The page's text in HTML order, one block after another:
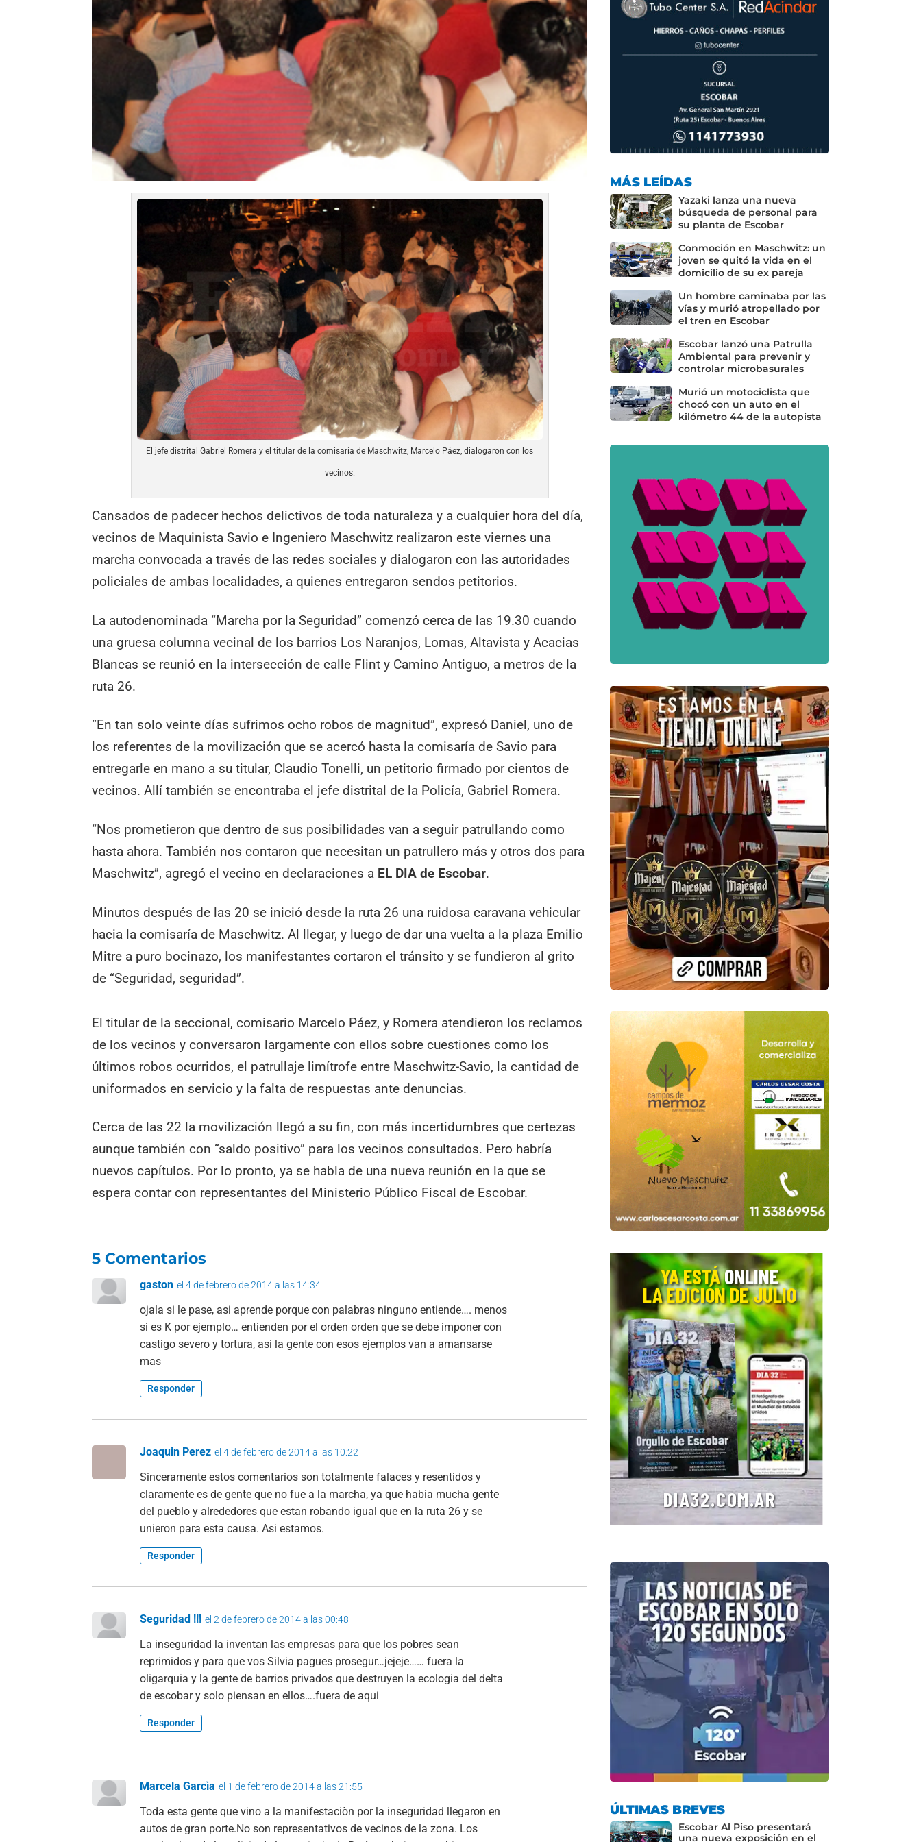
El jefe distrital Gabriel Romera y el titular de la comisaría de Maschwitz, Marcelo Páez, dialogaron con los
vecinos.
Cansados de padecer hechos delictivos de toda naturaleza y a cualquier hora del día,
vecinos de Maquinista Savio e Ingeniero Maschwitz realizaron este viernes una
marcha convocada a través de las redes sociales y dialogaron con las autoridades
policiales de ambas localidades, a quienes entregaron sendos petitorios.
La autodenominada “Marcha por la Seguridad” comenzó cerca de las 19.30 cuando
una gruesa columna vecinal de los barrios Los Naranjos, Lomas, Altavista y Acacias
Blancas se reunió en la intersección de calle Flint y Camino Antiguo, a metros de la
ruta 26.
“En tan solo veinte días sufrimos ocho robos de magnitud”, expresó Daniel, uno de
los referentes de la movilización que se acercó hasta la comisaría de Savio para
entregarle en mano a su titular, Claudio Tonelli, un petitorio firmado por cientos de
vecinos. Allí también se encontraba el jefe distrital de la Policía, Gabriel Romera.
“Nos prometieron que dentro de sus posibilidades van a seguir patrullando como
hasta ahora. También nos contaron que necesitan un patrullero más y otros dos para
Maschwitz”, agregó el vecino en declaraciones a EL DIA de Escobar.
Minutos después de las 20 se inició desde la ruta 26 una ruidosa caravana vehicular
hacia la comisaría de Maschwitz. Al llegar, y luego de dar una vuelta a la plaza Emilio
Mitre a puro bocinazo, los manifestantes cortaron el tránsito y se fundieron al grito
de “Seguridad, seguridad”.
El titular de la seccional, comisario Marcelo Páez, y Romera atendieron los reclamos
de los vecinos y conversaron largamente con ellos sobre cuestiones como los
últimos robos ocurridos, el patrullaje limítrofe entre Maschwitz-Savio, la cantidad de
uniformados en servicio y la falta de respuestas ante denuncias.
Cerca de las 22 la movilización llegó a su fin, con más incertidumbres que certezas
aunque también con “saldo positivo” para los vecinos consultados. Pero habría
nuevos capítulos. Por lo pronto, ya se habla de una nueva reunión en la que se
espera contar con representantes del Ministerio Público Fiscal de Escobar.
5 Comentarios
gaston el 4 de febrero de 2014 a las 14:34
ojala si le pase, asi aprende porque con palabras ninguno entiende…. menos
si es K por ejemplo… entienden por el orden orden que se debe imponer con
castigo severo y tortura, asi la gente con esos ejemplos van a amansarse
mas
Responder
Joaquin Perez el 4 de febrero de 2014 a las 10:22
Sinceramente estos comentarios son totalmente falaces y resentidos y
claramente es de gente que no fue a la marcha, ya que habia mucha gente
del pueblo y alrededores que estan robando igual que en la ruta 26 y se
unieron para esta causa. Asi estamos.
Responder
Seguridad !!! el 2 de febrero de 2014 a las 00:48
La inseguridad la inventan las empresas para que los pobres sean
reprimidos y para que vos Silvia pagues prosegur…jejeje…… fuera la
oligarquia y la gente de barrios privados que destruyen la ecologia del delta
de escobar y solo piensan en ellos….fuera de aqui
Responder
Marcela Garcìa el 1 de febrero de 2014 a las 21:55
Toda esta gente que vino a la manifestaciòn por la inseguridad llegaron en
autos de gran porte.No son representativos de vecinos de la zona. Los
MÁS LEÍDAS
Yazaki lanza una nueva
búsqueda de personal para
su planta de Escobar
Conmoción en Maschwitz: un
joven se quitó la vida en el
domicilio de su ex pareja
Un hombre caminaba por las
vías y murió atropellado por
el tren en Escobar
Escobar lanzó una Patrulla
Ambiental para prevenir y
controlar microbasurales
Murió un motociclista que
chocó con un auto en el
kilómetro 44 de la autopista
ÚLTIMAS BREVES
Escobar Al Piso presentará
una nueva exposición en el